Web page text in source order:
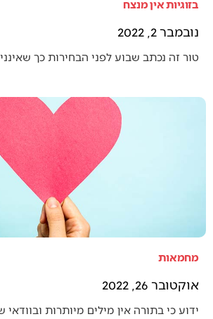
בזוגיות אין מנצח
נובמבר 2, 2022
טור זה נכתב שבוע לפני הבחירות כך
מחמאות
אוקטובר 26, 2022
ידוע כי בתורה אין מילים מיותרות